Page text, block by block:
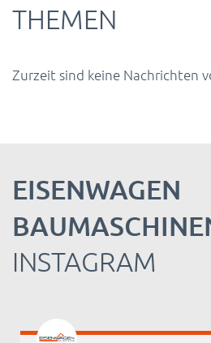
THEMEN
Zurzeit sind keine Nachrichten
EISENWAGEN
INSTAGRAM